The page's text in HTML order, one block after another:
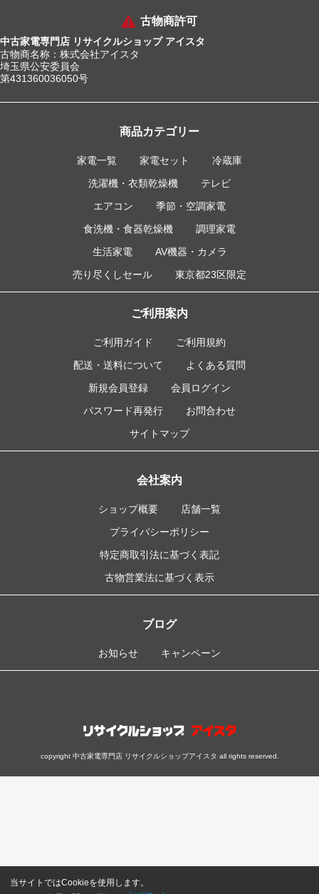
当サイトではCookieを使用します。
古物商許可
中古家電専門店 リサイクルショップ アイスタ
古物商名称：株式会社アイスタ
埼玉県公安委員会
第431360036050号
商品カテゴリー
家電一覧 家電セット
冷蔵庫
洗濯機・衣類乾燥機
テレビ
エアコン
季節・空調家電
食洗機・食器乾燥機
調理家電
生活家電
AV機器・カメラ
売り尽くしセール
東京都23区限定
ご利用案内
ご利用ガイド
ご利用規約
配送・送料について
よくある質問
新規会員登録
会員ログイン
パスワード再発行
お問合わせ
サイトマップ
会社案内
ショップ概要
店舗一覧
プライバシーポリシー
特定商取引法に基づく表記
古物営業法に基づく表示
ブログ
お知らせ キャンペーン
copyright 中古家電専門店 リサイクルショップアイスタ all rights reserved.